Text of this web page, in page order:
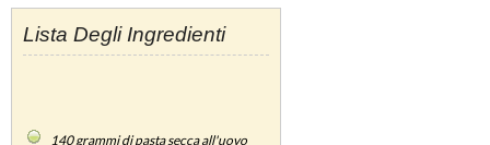
Lista Degli Ingredienti
140grammi di pasta secca all'uovo